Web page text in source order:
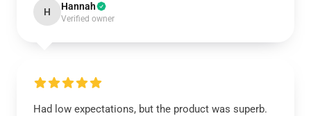
H Hannah
Verified owner
Had low expectations, but the product was superb.